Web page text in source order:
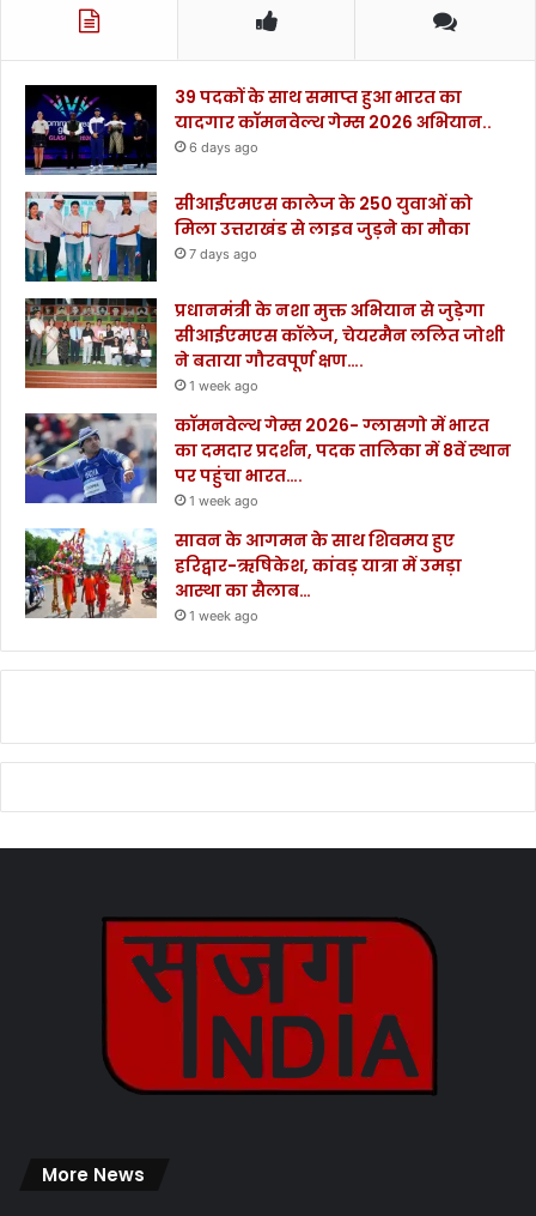
39 पदकों के साथ समाप्त हुआ भारत का
यादगार कॉमनवेल्थ गेम्स 2026 अभियान..
6 days ago
सीआईएमएस कालेज के 250 युवाओं को
मिला उत्तराखंड से लाइव जुड़ने का मौका
7 days ago
प्रधानमंत्री के नशा मुक्त अभियान से जुड़ेगा
सीआईएमएस कॉलेज, चेयरमैन ललित जोशी
ने बताया गौरवपूर्ण क्षण….
1 week ago
कॉमनवेल्थ गेम्स 2026- ग्लासगो में भारत
का दमदार प्रदर्शन, पदक तालिका में 8वें स्थान
पर पहुंचा भारत….
1 week ago
सावन के आगमन के साथ शिवमय हुए
हरिद्वार-ऋषिकेश, कांवड़ यात्रा में उमड़ा
आस्था का सैलाब…
1 week ago
More News